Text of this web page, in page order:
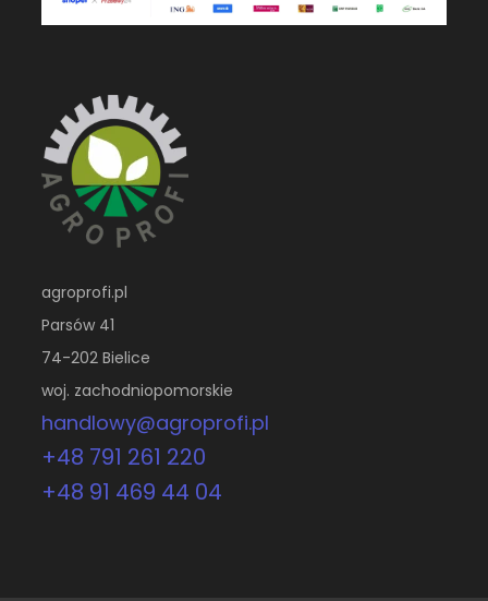
agroprofi.pl
Parsów 41
74-202 Bielice
woj. zachodniopomorskie
handlowy@agroprofi.pl
+48 791 261 220
+48 91 469 44 04